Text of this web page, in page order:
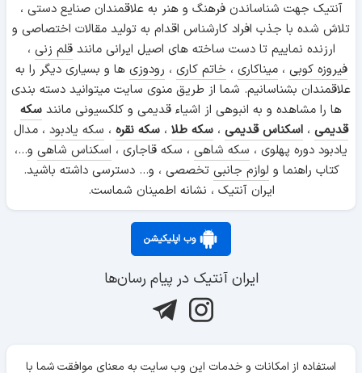
آنتیک جهت شناساندن فرهنگ و هنر به علاقمندان صنایع دستی ،
تلاش شده با جذب افراد کارشناس اقدام به تولید مقالات اختصاصی و
ارزنده نماییم تا دست ساخته های اصیل ایرانی مانندقلم زنی ،
فیروزه کوبی ،میناکاری ، خاتم کاری ، رودوزی ها و بسیاری دیگر را به
علاقمندان بشناسانیم. شما از طریق منوی سایت میتوانید دسته بندی
ها را مشاهده و به انبوهی از اشیاء قدیمی و کلکسیونی مانند سکه
قدیمی ، اسکناس قدیمی ، سکه طلا ، سکه نقره ، سکه یادبود ، مدال
یادبود دوره پهلوی ، سکه شاهی ، سکه قاجاری ، اسکناس شاهی و...،
کتاب راهنما و لوازم جانبی تخصصی ، و... دسترسی داشته باشید.
ایران آنتیک ، نشانه اطمینان شماست.
وب اپلیکیشن
ایران آنتیک در پیام رسان‌ها
استفاده از امکانات و خدمات این وب سایت به معنای موافقت شما با